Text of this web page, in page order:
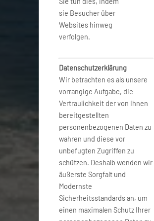
sie Besucher über
Websites hinweg
verfolgen.
Datenschutzerklärung
Wir betrachten es als unsere
vorrangige Aufgabe, die
Vertraulichkeit der von Ihnen
bereitgestellten
personenbezogenen Daten zu
wahren und diese vor
unbefugten Zugriffen zu
schützen. Deshalb wenden wir
äußerste Sorgfalt und
Modernste
Sicherheitsstandards an, um
einen maximalen Schutz Ihrer